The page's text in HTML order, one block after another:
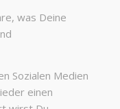
was Deine
Sozialen Medien
einen